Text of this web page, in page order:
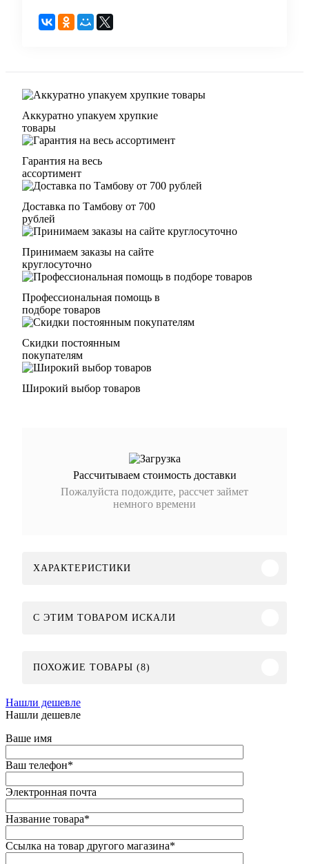
Аккуратно упакуем хрупкие
товары
Гарантия на весь
ассортимент
Доставка по Тамбову от 700
рублей
Принимаем заказы на сайте
круглосуточно
Профессиональная помощь в
подборе товаров
Скидки постоянным
покупателям
Широкий выбор товаров
Рассчитываем стоимость доставки
Пожалуйста подождите, рассчет займет
немного времени
ХАРАКТЕРИСТИКИ
C ЭТИМ ТОВАРОМ ИСКАЛИ
ПОХОЖИЕ ТОВАРЫ (8)
Нашли дешевле
Нашли дешевле
Ваше имя
Ваш телефон*
Электронная почта
Название товара*
Ссылка на товар другого магазина*